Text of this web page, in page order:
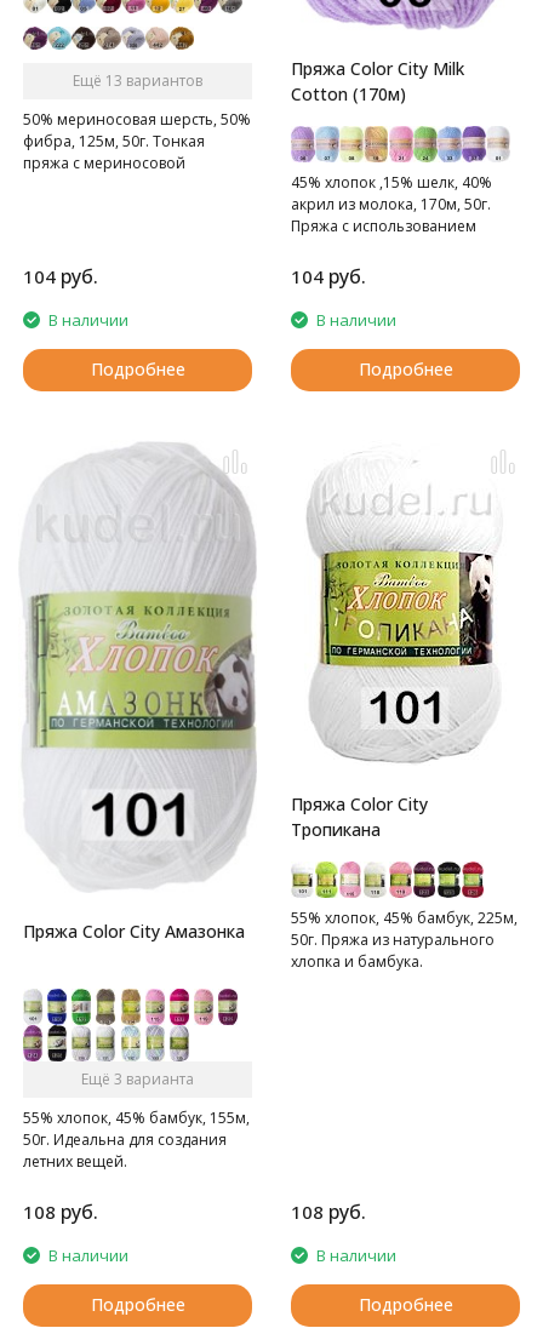
Ещё 13 вариантов
50% мериносовая шерсть, 50%
фибра, 125м, 50г. Тонкая
пряжа с мериносовой
104 руб.
В наличии
Подробнее
Пряжа Color City Milk
Cotton (170м)
45% хлопок ,15% шелк, 40%
акрил из молока, 170м, 50г.
Пряжа с использованием
104 руб.
В наличии
Подробнее
Пряжа Color City Амазонка
Ещё 3 варианта
55% хлопок, 45% бамбук, 155м,
50г. Идеальна для создания
летних вещей.
108 руб.
В наличии
Подробнее
Пряжа Color City
Тропикана
55% хлопок, 45% бамбук, 225м,
50г. Пряжа из натурального
хлопка и бамбука.
108 руб.
В наличии
Подробнее